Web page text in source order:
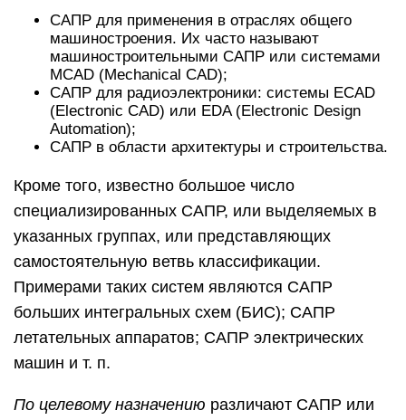
САПР для применения в отраслях общего
машиностроения. Их часто называют
машиностроительными САПР или системами
MCAD (Mechanical CAD);
САПР для радиоэлектроники: системы ECAD
(Electronic CAD) или EDA (Electronic Design
Automation);
САПР в области архитектуры и строительства.
Кроме того, известно большое число
специализированных САПР, или выделяемых в
указанных группах, или представляющих
самостоятельную ветвь классификации.
Примерами таких систем являются САПР
больших интегральных схем (БИС); САПР
летательных аппаратов; САПР электрических
машин и т. п.
По целевому назначению различают САПР или